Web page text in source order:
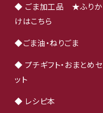
◆ ごま加工品 ★ふりか
けはこちら
◆ごま油・ねりごま
◆ プチギフト・おまとめセ
ット
◆ レシピ本